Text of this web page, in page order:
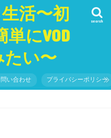
生活〜初
にVOD
たい〜
search
問い合わせ プライバシーポリシー